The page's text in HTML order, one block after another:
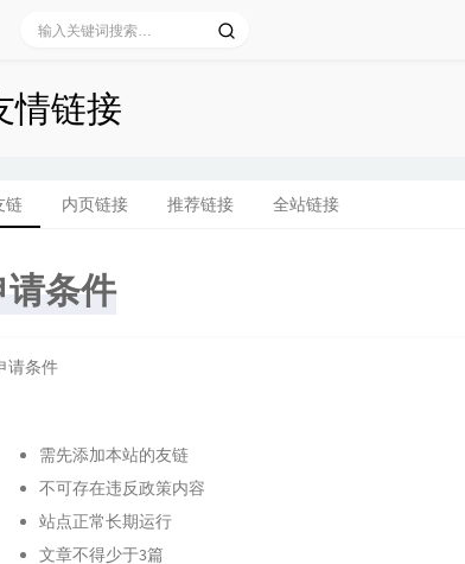
情链接
链 内页链接 推荐链接 全站链接
请条件
请条件
需先添加本站的友链
不可存在违反政策内容
站点正常长期运行
文章不得少于3篇